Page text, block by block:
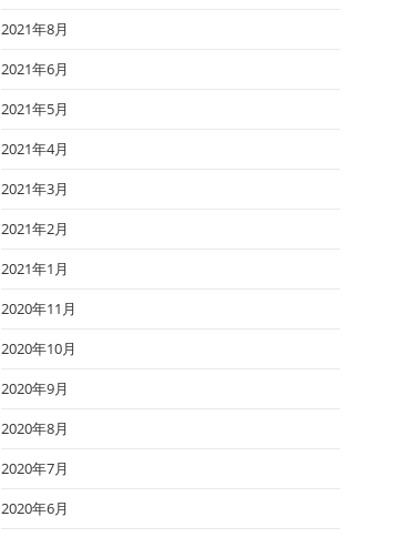
2021年8月
2021年6月
2021年5月
2021年4月
2021年3月
2021年2月
2021年1月
2020年11月
2020年10月
2020年9月
2020年8月
2020年7月
2020年6月